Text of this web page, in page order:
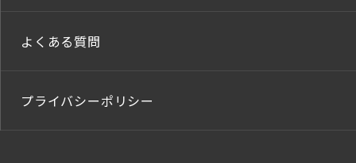
よくある質問
プライバシーポリシー